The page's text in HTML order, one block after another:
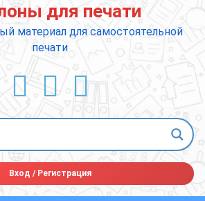
для печати
материал для самостоятельной
печати
ВКонтакте
YouTube
E-mail
Вход /Регистрация